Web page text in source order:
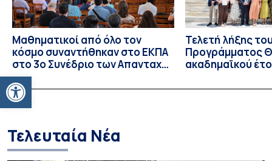
Ανοίξτε τη γραμμή εργαλείων
Μαθηματικοί από όλο τον
κόσμο συναντήθηκαν στο ΕΚΠΑ
στο 3ο Συνέδριο των Απανταχού
Ελλήνων Μαθηματικών
Τελετή λήξης
Προγράμματος
ακαδημαϊκού
Σπουδών στους
Τελευταία Νέα